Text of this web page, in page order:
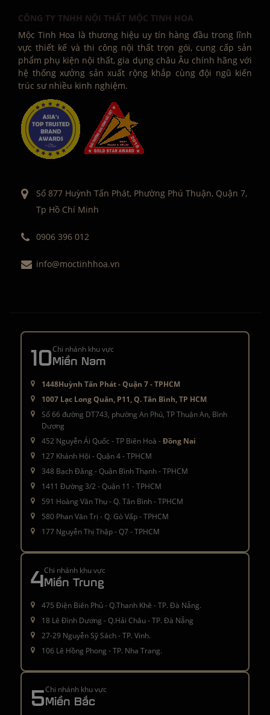
CÔNG TY TNHH NỘI THẤT MỘC TINH HOA
Mộc Tinh Hoa là thương hiệu uy tín hàng đầu trong lĩnh
vực thiết kế và thi công nội thất trọn gói, cung cấp sản
phẩm phụ kiện nội thất, gia dụng châu Âu chính hãng với
hệ thống xưởng sản xuất rộng khắp cùng đội ngũ kiến
trúc sư nhiều kinh nghiệm.
Số 877 Huỳnh Tấn Phát, Phường Phú Thuận, Quận 7,
Tp Hồ Chí Minh
0906 396 012
info@moctinhhoa.vn
10Chi nhánh khu vực
Miền Nam
1448Huỳnh Tấn Phát - Quận 7 - TPHCM
1007 Lạc Long Quân, P11, Q. Tân Bình, TP HCM
Số 66 đường DT743, phường An Phú, TP Thuận An, Bình
Dương
452 Nguyễn Ái Quốc - TP Biên Hoà -Đồng Nai
127 Khánh Hội - Quận 4 - TPHCM
348 Bạch Đằng - Quận Bình Thạnh - TPHCM
1411 Đường 3/2 - Quận 11 - TPHCM
591 Hoàng Văn Thụ - Q. Tân Bình - TPHCM
580 Phan Văn Trị - Q. Gò Vấp - TPHCM
177 Nguyễn Thị Thập - Q7 - TPHCM
4Chi nhánh khu vực
Miền Trung
475 Điện Biên Phủ - Q.Thanh Khê - TP. Đà Nẵng.
18 Lê Đình Dương - Q.Hải Châu - TP. Đà Nẵng
27-29 Nguyễn Sỹ Sách - TP. Vinh.
106 Lê Hồng Phong - TP. Nha Trang.
5Chi nhánh khu vực
Miền Bắc